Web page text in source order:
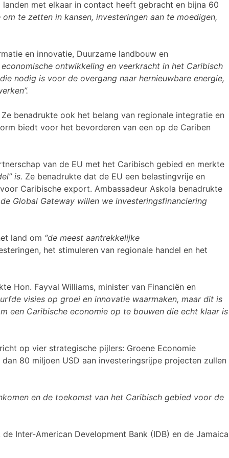
met elkaar in contact heeft gebracht en bijna 60
te zetten in kansen, investeringen aan te moedigen,
en innovatie, Duurzame landbouw en
ontwikkeling en veerkracht in het Caribisch
nodig is voor de overgang naar hernieuwbare energie,
benadrukte ook het belang van regionale integratie en
biedt voor het bevorderen van een op de Cariben
van de EU met het Caribisch gebied en merkte
is. Ze benadrukte dat de EU een belastingvrije en
Caribische export. Ambassadeur Askola benadrukte
de Global Gateway willen we investeringsfinanciering
land om “de meest aantrekkelijke
het stimuleren van regionale handel en het
Hon. Fayval Williams, minister van Financiën en
visies op groei en innovatie waarmaken, maar dit is
een Caribische economie op te bouwen die echt klaar is
op vier strategische pijlers: Groene Economie
80 miljoen USD aan investeringsrijpe projecten zullen
en de toekomst van het Caribisch gebied voor de
Inter-American Development Bank (IDB) en de Jamaica